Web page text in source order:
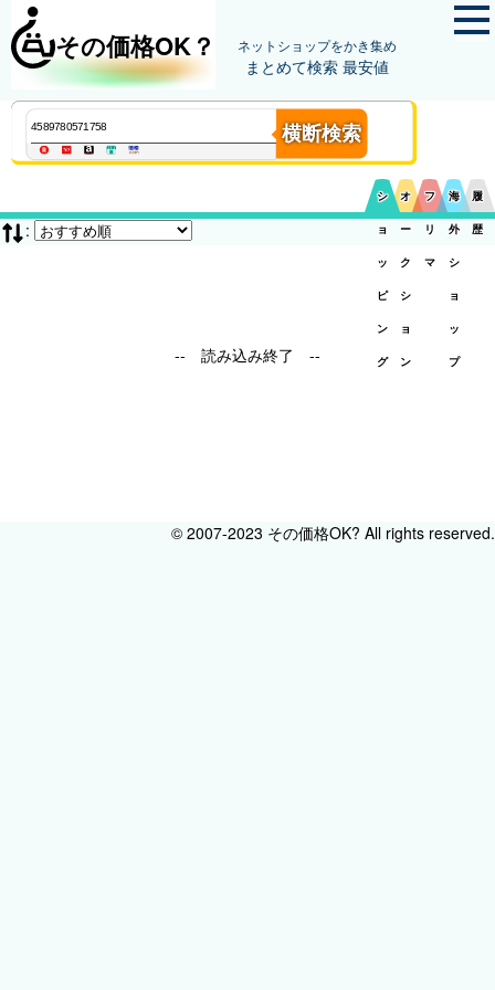
その価格OK？ ネットショップをかき集め
まとめて検索 最安値
横断検索
シ
ョ
ッ
ピ
ン
グ
オ
ー
ク
シ
ョ
ン
フ
リ
マ
海
外
シ
ョ
ッ
プ
履
歴
:
-- 読み込み終了 --
© 2007-2023 その価格OK? All rights reserved.